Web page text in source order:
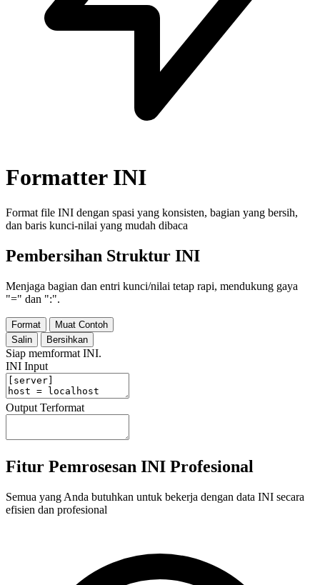
Formatter INI
Format file INI dengan spasi yang konsisten, bagian yang bersih,
dan baris kunci-nilai yang mudah dibaca
Pembersihan Struktur INI
Menjaga bagian dan entri kunci/nilai tetap rapi, mendukung gaya
"=" dan ":".
Format
Muat Contoh
Salin
Bersihkan
Siap memformat INI.
INI Input
Output Terformat
Fitur Pemrosesan INI Profesional
Semua yang Anda butuhkan untuk bekerja dengan data INI secara
efisien dan profesional